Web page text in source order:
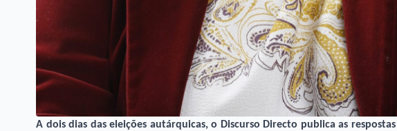
A dois dias das eleições autárquicas, o Discurso Directo publica as